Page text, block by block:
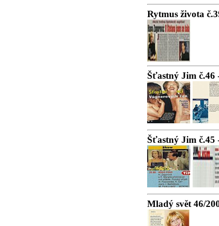
Rytmus života
Šťastný Jim č.46
Šťastný Jim č.45
Mladý svět 46/